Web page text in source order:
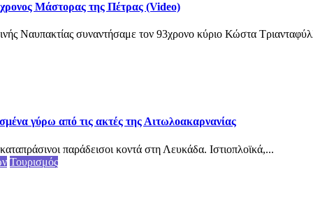
Μάστορας της Πέτρας (Video)
Ναυπακτίας συναντήσαμε τον 93χρονο κύριο Κώστα
γύρω από τις ακτές της Αιτωλοακαρνανίας
παράδεισοι κοντά στη Λευκάδα. Ιστιοπλοϊκά,...
Τουρισμός